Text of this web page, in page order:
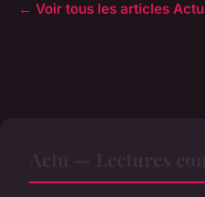
← Voir tous les articles Actu